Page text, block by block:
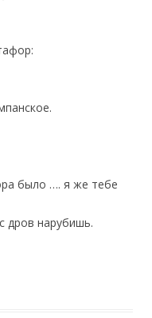
было …. я же тебе
дров нарубишь.